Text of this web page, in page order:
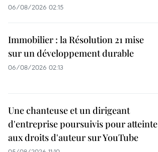
06/08/2026 02:15
Immobilier : la Résolution 21 mise
sur un développement durable
06/08/2026 02:13
Une chanteuse et un dirigeant
d'entreprise poursuivis pour atteinte
aux droits d'auteur sur YouTube